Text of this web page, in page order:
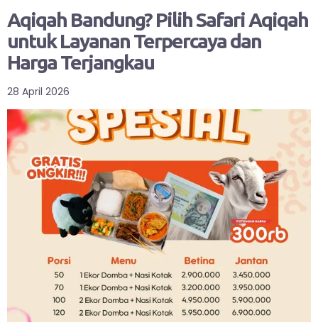
Aqiqah Bandung? Pilih Safari Aqiqah
untuk Layanan Terpercaya dan
Harga Terjangkau
28 April 2026